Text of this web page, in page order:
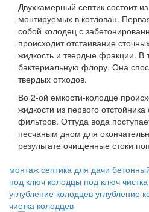
Двухкамерный септик состоит
монтируемых в котлован.
собой колодец с
происходит отстаивание
жидкость и твердые фракции. В
бактериальную флору. Она
твердых отходов.
Во 2-ой емкости-колодце
жидкости из первого
фильтров. Оттуда вода
песчаным дном для
результате очищенные стоки
монтаж септика для дачи
под ключ колодцы под ключ
углубление колодцев углубление
чистка колодцев